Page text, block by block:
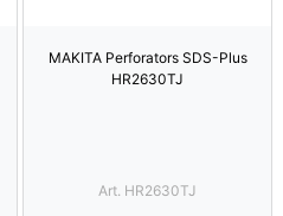
MAKITA Perforators SDS-Plus
HR2630TJ
Art. HR2630TJ